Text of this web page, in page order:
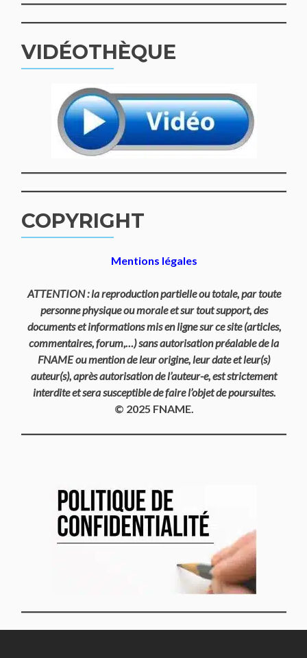
VIDÉOTHÈQUE
COPYRIGHT
Mentions légales
ATTENTION : la reproduction partielle ou totale, par toute
personne physique ou morale et sur tout support, des
documents et informations mis en ligne sur ce site (articles,
commentaires, forum,…) sans autorisation préalable de la
FNAME ou mention de leur origine, leur date et leur(s)
auteur(s), après autorisation de l’auteur-e, est strictement
interdite et sera susceptible de faire l’objet de poursuites.
© 2025 FNAME.